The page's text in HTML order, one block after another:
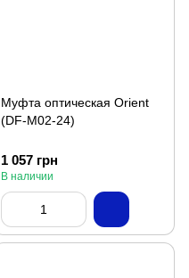
Муфта оптическая Orient
(DF-M02-24)
1 057 грн
В наличии